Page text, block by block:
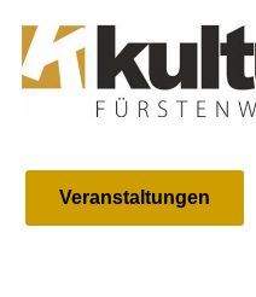
Veranstaltungen